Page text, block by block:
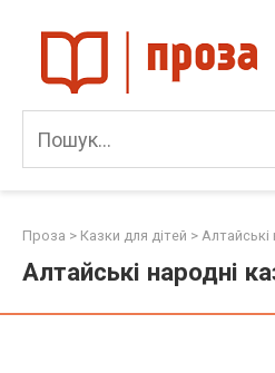
content
Проза > Казки для дітей > Алтайські
Алтайські народні